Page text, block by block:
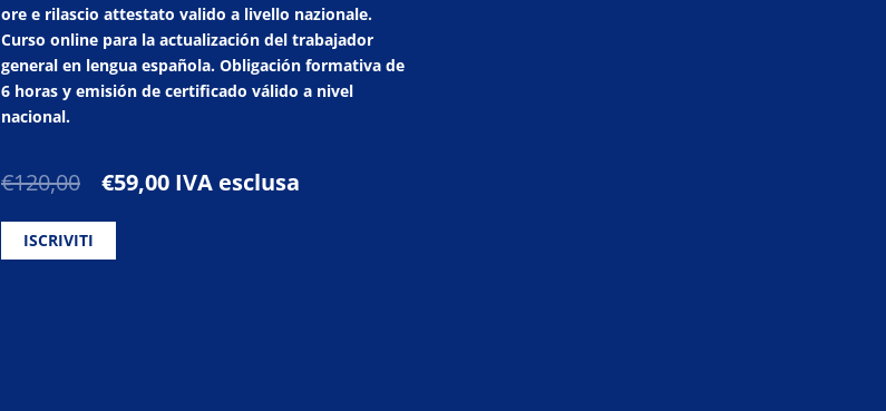
ore e rilascio attestato valido a livello nazionale.
Curso online para la actualización del trabajador
general en lengua española. Obligación formativa de
6 horas y emisión de certificado válido a nivel
nacional.
€120,00
Il
originale
era:
€59,00IlIVA esclusa
ISCRIVITI